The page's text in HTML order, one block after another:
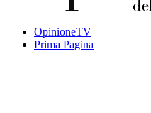
OpinioneTV
Prima Pagina